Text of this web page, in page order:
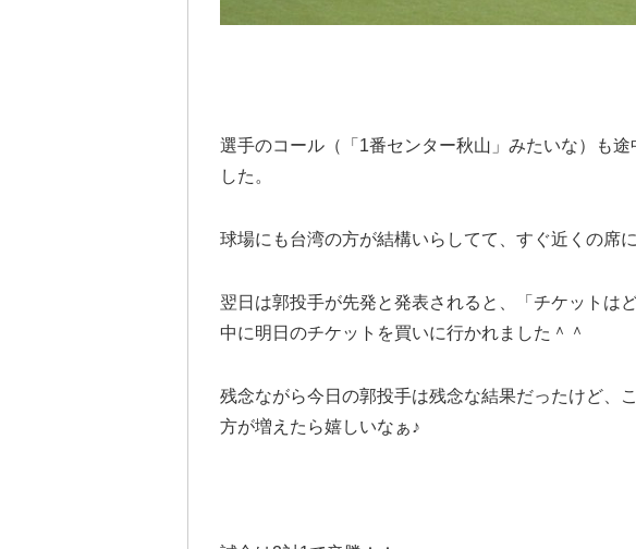
選手のコール（「1番センター秋山」みたいな）も
した。
球場にも台湾の方が結構いらしてて、すぐ近くの席に
翌日は郭投手が先発と発表されると、「チケットは
中に明日のチケットを買いに行かれました＾＾
残念ながら今日の郭投手は残念な結果だったけど、
方が増えたら嬉しいなぁ♪